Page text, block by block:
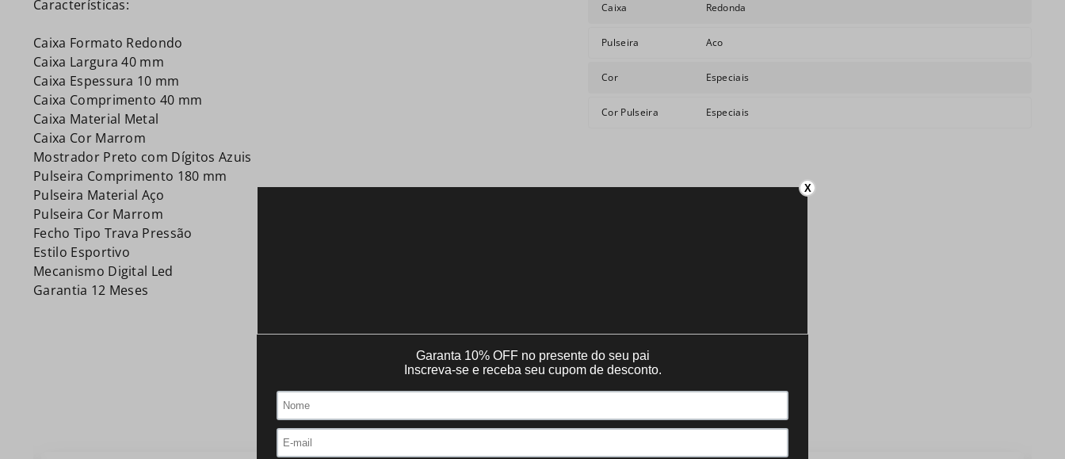
Características:
Caixa Formato Redondo
Caixa Largura 40 mm
Caixa Espessura 10 mm
Caixa Comprimento 40 mm
Caixa Material Metal
Caixa Cor Marrom
Mostrador Preto com Dígitos Azuis
Pulseira Comprimento 180 mm
Pulseira Material Aço
Pulseira Cor Marrom
Fecho Tipo Trava Pressão
Estilo Esportivo
Mecanismo Digital Led
Garantia 12 Meses
Caixa Redonda
Pulseira Aco
Cor Especiais
Cor Pulseira Especiais
QUEM VIU, VIU TAMBÉM:
X